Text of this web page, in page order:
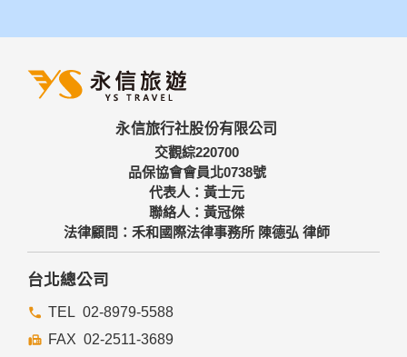
永信旅行社股份有限公司
交觀綜220700
品保協會會員北0738號
代表人：黃士元
聯絡人：黃冠傑
法律顧問：禾和國際法律事務所 陳德弘 律師
台北總公司
02-8979-5588
02-2511-3689